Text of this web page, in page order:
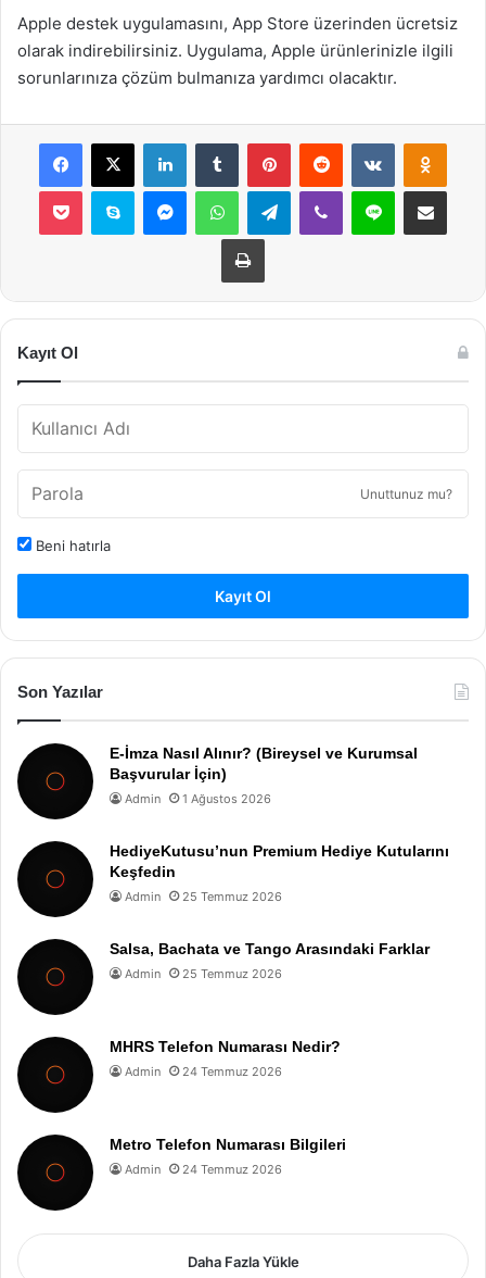
Apple destek uygulamasını, App Store üzerinden ücretsiz
olarak indirebilirsiniz. Uygulama, Apple ürünlerinizle ilgili
sorunlarınıza çözüm bulmanıza yardımcı olacaktır.
Facebook
X LinkedInTumblr PinterestReddit VKontakte
Pocket Skype MessengerWhatsAppTelegramViber Line E-Posta ile
Yazdır
Kayıt Ol
Unuttunuz mu?
Beni hatırla
Kayıt Ol
Son Yazılar
E-İmza Nasıl Alınır? (Bireysel ve Kurumsal
Başvurular İçin)
Admin 1 Ağustos 2026
HediyeKutusu’nun Premium Hediye Kutularını
Keşfedin
Admin 25 Temmuz 2026
Salsa, Bachata ve Tango Arasındaki Farklar
Admin 25 Temmuz 2026
MHRS Telefon Numarası Nedir?
Admin 24 Temmuz 2026
Metro Telefon Numarası Bilgileri
Admin 24 Temmuz 2026
Daha Fazla Yükle